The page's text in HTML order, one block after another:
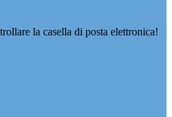
la casella di posta elettronica!